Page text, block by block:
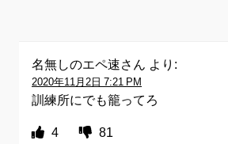
名無しのエペ速さん より:
2020年11月2日 7:21 PM
訓練所にでも籠ってろ
4 81